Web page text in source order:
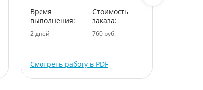
Время
выполнения:
2 дней
Стоимость
заказа:
760 руб.
Смотреть работу в PDF